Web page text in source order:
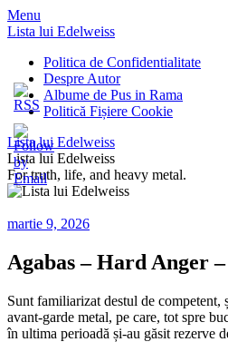
Menu
Lista lui Edelweiss
Politica de Confidentialitate
Despre Autor
Albume de Pus in Rama
Politică Fișiere Cookie
Lista lui Edelweiss
Lista lui Edelweiss
For truth, life, and heavy metal.
martie 9, 2026
Agabas – Hard Anger
Sunt familiarizat destul de competent,
avant-garde metal, pe care, tot spre
în ultima perioadă și-au găsit rezerve